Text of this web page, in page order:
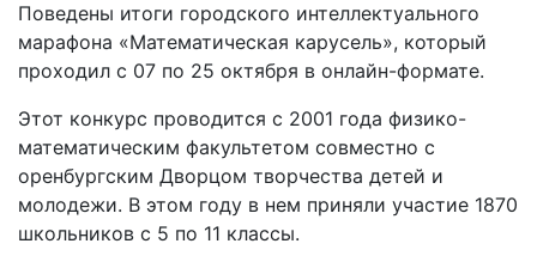
Поведены итоги городского интеллектуального
марафона «Математическая карусель», который
проходил с 07 по 25 октября в онлайн-формате.
Этот конкурс проводится с 2001 года физико-
математическим факультетом совместно с
оренбургским Дворцом творчества детей и
молодежи. В этом году в нем приняли участие 1870
школьников с 5 по 11 классы.